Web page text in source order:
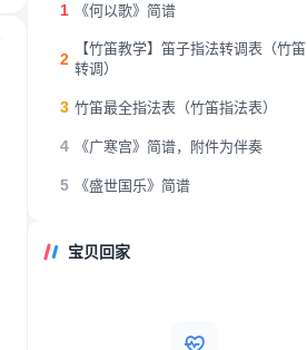
1 《何以歌》简谱
2
【竹笛教学】笛子指法转调表（竹笛
转调）
3 竹笛最全指法表（竹笛指法表）
4 《广寒宫》简谱，附件为伴奏
5 《盛世国乐》简谱
宝贝回家